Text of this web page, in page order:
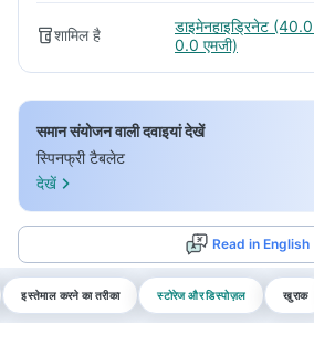
शामिल है
डाइमेनहाइड्रिनेट
0.0 एमजी)
समान संयोजन वाली दवाइयां देखें
स्पिनफ्री टैबलेट
देखें
Read in English
इस्तेमाल करने का तरीका स्टोरेज और डिस्पोज़ल खुराक